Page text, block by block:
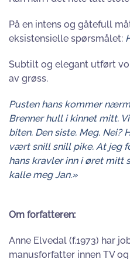
På en intens og gåtefull
eksistensielle spørsmålet:
Subtilt og elegant utført
av grøss.
Pusten hans kommer
Brenner hull i kinnet mitt.
biten. Den siste. Meg. Nei?
vært snill snill pike. At jeg
hans kravler inn i øret mitt
kalle meg Jan.»
Om forfatteren:
Anne Elvedal (f.1973) har
manusforfatter innen TV